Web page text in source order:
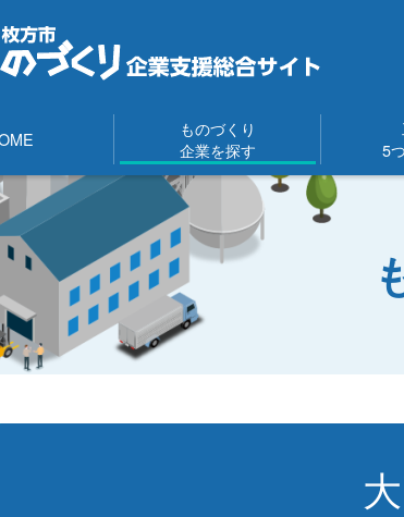
ものづくり
企業を探す
5